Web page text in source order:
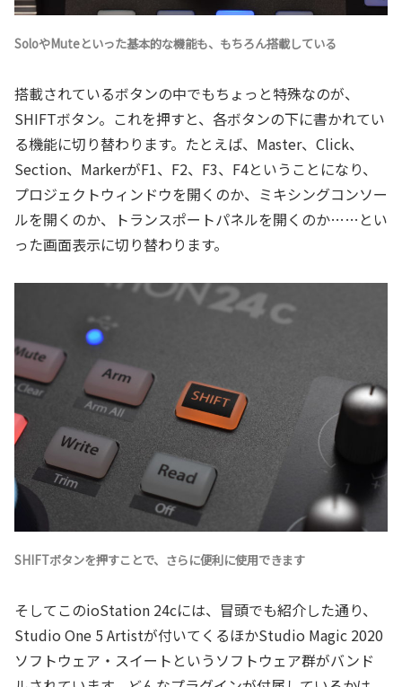
SoloやMuteといった基本的な機能も、もちろん搭載している
搭載されているボタンの中でもちょっと特殊なのが、
SHIFTボタン。これを押すと、各ボタンの下に書かれてい
る機能に切り替わります。たとえば、Master、Click、
Section、MarkerがF1、F2、F3、F4ということになり、
プロジェクトウィンドウを開くのか、ミキシングコンソー
ルを開くのか、トランスポートパネルを開くのか……とい
った画面表示に切り替わります。
SHIFTボタンを押すことで、さらに便利に使用できます
そしてこのioStation 24cには、冒頭でも紹介した通り、
Studio One 5 Artistが付いてくるほかStudio Magic 2020
ソフトウェア・スイートというソフトウェア群がバンド